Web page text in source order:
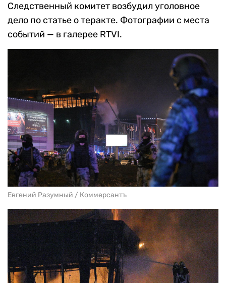
Следственный комитет возбудил уголовное
дело по статье о теракте. Фотографии с места
событий — в галерее RTVI.
Евгений Разумный / Коммерсантъ